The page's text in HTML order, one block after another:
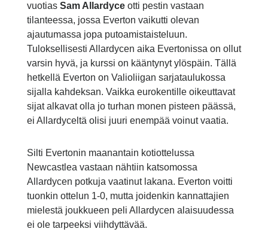
vuotias Sam Allardyceotti pestin vastaan
tilanteessa, jossa Everton vaikutti olevan
ajautumassa jopa putoamistaisteluun.
Tuloksellisesti Allardycen aika Evertonissa on ollut
varsin hyvä, ja kurssi on kääntynyt ylöspäin. Tällä
hetkellä Everton on Valioliigan sarjataulukossa
sijalla kahdeksan. Vaikka eurokentille oikeuttavat
sijat alkavat olla jo turhan monen pisteen päässä,
ei Allardyceltä olisi juuri enempää voinut vaatia.
Silti Evertonin maanantain kotiottelussa
Newcastlea vastaan nähtiin katsomossa
Allardycen potkuja vaatinut lakana. Everton voitti
tuonkin ottelun 1-0, mutta joidenkin kannattajien
mielestä joukkueen peli Allardycen alaisuudessa
ei ole tarpeeksi viihdyttävää.